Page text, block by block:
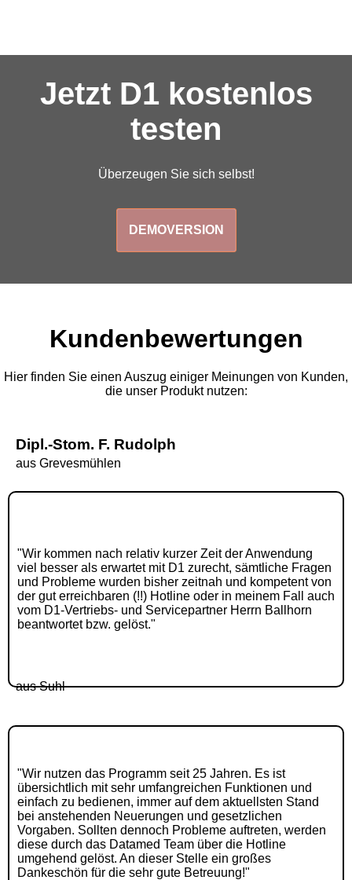
Jetzt D1 kostenlos
testen
Überzeugen Sie sich selbst!
DEMOVERSION
Kundenbewertungen
Hier finden Sie einen Auszug einiger Meinungen von Kunden,
die unser Produkt nutzen:
Dipl.-Stom. F. Rudolph
aus Grevesmühlen
"Wir kommen nach relativ kurzer Zeit der Anwendung
viel besser als erwartet mit D1 zurecht, sämtliche Fragen
und Probleme wurden bisher zeitnah und kompetent von
der gut erreichbaren (!!) Hotline oder in meinem Fall auch
vom D1-Vertriebs- und Servicepartner Herrn Ballhorn
beantwortet bzw. gelöst."
aus Suhl
"Wir nutzen das Programm seit 25 Jahren. Es ist
übersichtlich mit sehr umfangreichen Funktionen und
einfach zu bedienen, immer auf dem aktuellsten Stand
bei anstehenden Neuerungen und gesetzlichen
Vorgaben. Sollten dennoch Probleme auftreten, werden
diese durch das Datamed Team über die Hotline
umgehend gelöst. An dieser Stelle ein großes
Dankeschön für die sehr gute Betreuung!"